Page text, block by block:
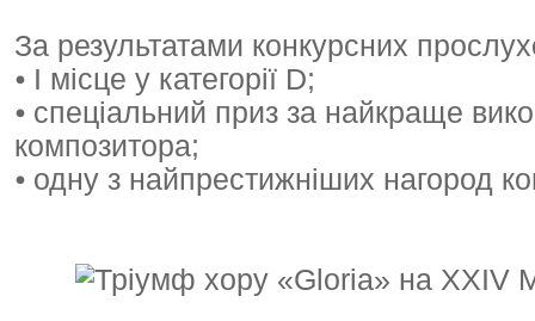
За результатами конкурсних
⦁ І місце у категорії D;
⦁ спеціальний приз за найкраще
композитора;
⦁ одну з найпрестижніших нагород